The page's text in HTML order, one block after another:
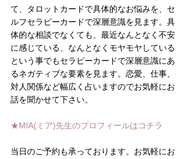
て、タロットカードで具体的なお悩みを、セ
ルフセラピーカードで深層意識を見ます。具
体的な相談でなくても、最近なんとなく不安
に感じている、なんとなくモヤモヤしている
という事でもセラピーカードで深層意識にあ
るネガティブな要素を見ます。恋愛、仕事、
対人関係など幅広く占いますのでお気軽にお
話を聞かせて下さい。
★MIA(ミア)先生のプロフィールはコチラ
当日のご予約も承っております。お気軽にお